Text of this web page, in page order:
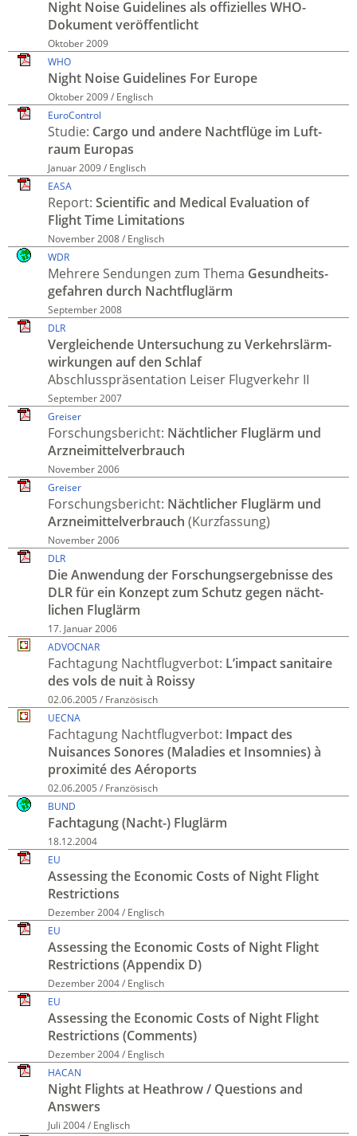
Night Noise Guidelines als offizielles WHO-
Dokument veröffentlicht
Oktober 2009
WHO
Night Noise Guidelines For Europe
Oktober 2009 / Englisch
EuroControl
Studie: Cargo und andere Nacht­flüge im Luft­
raum Europas
Januar 2009 / Englisch
EASA
Report: Scientific and Medical Evaluation of
Flight Time Limi­tations
November 2008 / Englisch
WDR
Mehrere Sendungen zum Thema Gesund­heits­
gefahren durch Nacht­flug­lärm
September 2008
DLR
Vergleichende Unter­suchung zu Verkehrs­lärm­
wirkungen auf den Schlaf
Abschluss­präsentation Leiser Flugverkehr II
September 2007
Greiser
Forschungs­bericht: Nächt­licher Flug­lärm und
Arznei­mittel­verbrauch
November 2006
Greiser
Forschungs­bericht: Nächt­licher Flug­lärm und
Arznei­mittel­verbrauch (Kurz­fassung)
November 2006
DLR
Die Anwen­dung der Forschungs­ergebnisse des
DLR für ein Konzept zum Schutz gegen nächt­
lichen Flug­lärm
17. Januar 2006
ADVOCNAR
Fach­tagung Nacht­flug­verbot: L’impact sanitaire
des vols de nuit à Roissy
02.06.2005 / Französisch
UECNA
Fachtagung Nacht­flug­verbot: Impact des
Nuisances Sonores (Maladies et Insomnies) à
proximité des Aéroports
02.06.2005 / Französisch
BUND
Fachtagung (Nacht-) Fluglärm
18.12.2004
EU
Assessing the Economic Costs of Night Flight
Restrictions
Dezember 2004 / Englisch
EU
Assessing the Economic Costs of Night Flight
Restrictions (Appendix D)
Dezember 2004 / Englisch
EU
Assessing the Economic Costs of Night Flight
Restrictions (Comments)
Dezember 2004 / Englisch
HACAN
Night Flights at Heathrow / Questions and
Answers
Juli 2004 / Englisch